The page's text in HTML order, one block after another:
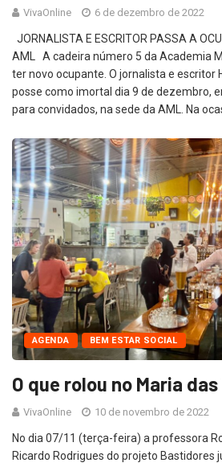
VivaOnline 6 de dezembro de 2022
JORNALISTA E ESCRITOR PASSA A
AML A cadeira número 5 da Academia
ter novo ocupante. O jornalista e escritor
posse como imortal dia 9 de dezembro,
para convidados, na sede da AML. Na
AGENDA BEM ESTAR SOCIAL
O que rolou no Maria
VivaOnline 10 de novembro de 2022
No dia 07/11 (terça-feira) a professora
Ricardo Rodrigues do projeto Bastidores